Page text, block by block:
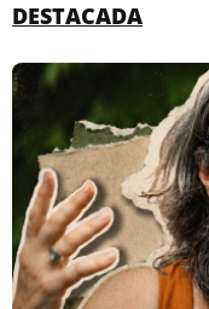
DESTACADA